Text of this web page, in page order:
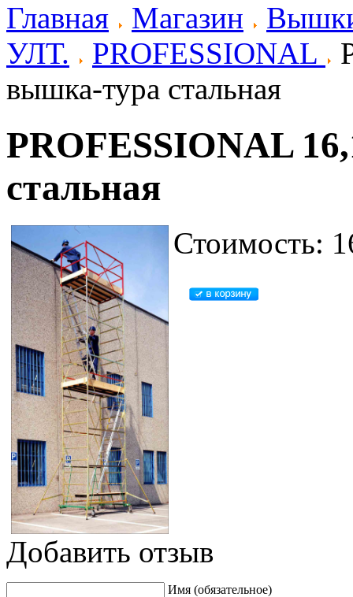
Главная Магазин
УЛТ.
PROFESSIONAL
вышка-тура стальная
PROFESSIONAL
стальная
Стоимость:
Добавить отзыв
Имя (обязательное)